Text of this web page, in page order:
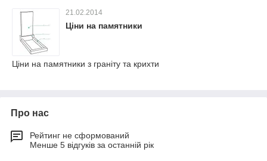
21.02.2014
Ціни на памятники
Ціни на памятники з граніту та крихти
Про нас
Рейтинг не сформований
Менше 5 відгуків за останній рік